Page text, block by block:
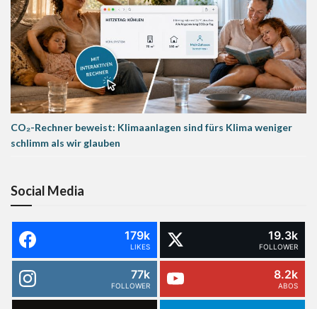
CO₂-Rechner beweist: Klimaanlagen sind fürs Klima weniger
schlimm als wir glauben
Social Media
179k
LIKES
19.3k
FOLLOWER
77k
FOLLOWER
8.2k
ABOS